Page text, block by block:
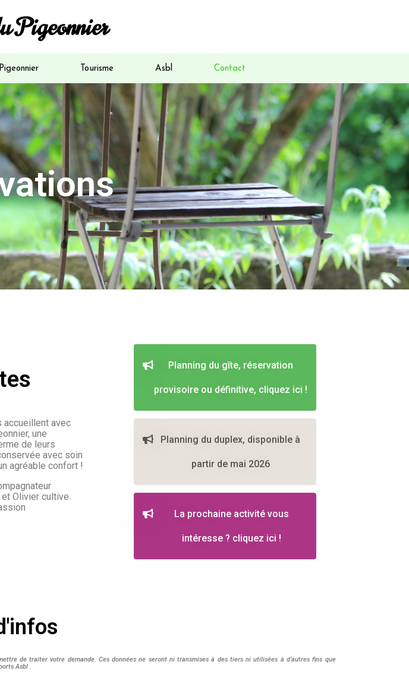
Pigeonnier
Tourisme Asbl Contact
accueillent avec
une
de leurs
avec soin
agréable confort !
Olivier cultive
Planning du gîte, réservation
provisoire ou définitive, cliquez ici !
Planning du duplex, disponible à
partir de mai 2026
La prochaine activité vous
intéresse ? cliquez ici !
de traiter votre demande. Ces données ne seront ni transmises à des tiers ni utilisées à d’autres fins que
Asbl .